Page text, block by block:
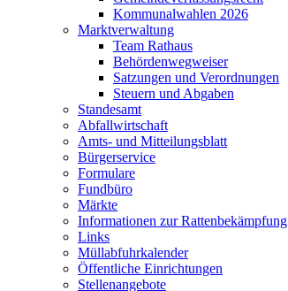
Kommunalwahlen 2026
Marktverwaltung
Team Rathaus
Behördenwegweiser
Satzungen und Verordnungen
Steuern und Abgaben
Standesamt
Abfallwirtschaft
Amts- und Mitteilungsblatt
Bürgerservice
Formulare
Fundbüro
Märkte
Informationen zur Rattenbekämpfung
Links
Müllabfuhrkalender
Öffentliche Einrichtungen
Stellenangebote